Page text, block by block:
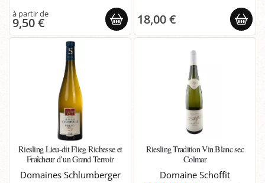
9,50 € 18,00 €
Riesling Lieu-dit Flieg Richesse et
Fraîcheur d’un Grand Terroir
Domaines Schlumberger
Riesling Tradition Vin Blanc sec
Colmar
Domaine Schoffit